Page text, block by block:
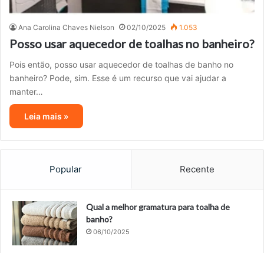
Ana Carolina Chaves Nielson 02/10/2025 1.053
Posso usar aquecedor de toalhas no banheiro?
Pois então, posso usar aquecedor de toalhas de banho no
banheiro? Pode, sim. Esse é um recurso que vai ajudar a
manter…
Leia mais »
Popular Recente
Qual a melhor gramatura para toalha de
banho?
06/10/2025